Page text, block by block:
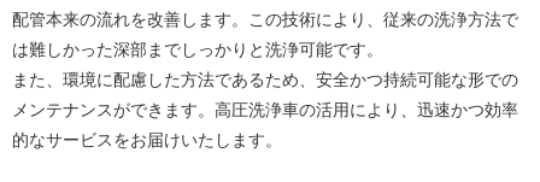
配管本来の流れを改善します。この技術により、従来の洗浄方法で
は難しかった深部までしっかりと洗浄可能です。
また、環境に配慮した方法であるため、安全かつ持続可能な形での
メンテナンスができます。高圧洗浄車の活用により、迅速かつ効率
的なサービスをお届けいたします。